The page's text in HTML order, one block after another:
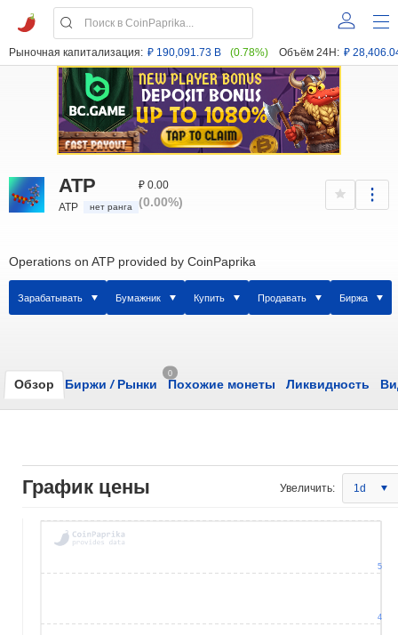
Рыночная капитализация: ₽ 190,091.73 B (0.78%) Объём 24H: ₽
ATP
ATP нет ранга
₽ 0.00
(0.00%)
Operations on ATP provided by CoinPaprika
Зарабатывать Бумажник Купить Продавать Биржа
Обзор Биржи /Рынки
0
Похожие монеты Ликвидность
График цены Увеличить: 1d
4
5